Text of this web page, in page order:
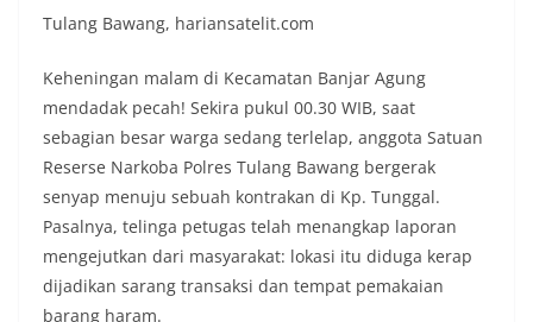
Tulang Bawang, hariansatelit.com
Keheningan malam di Kecamatan Banjar Agung
mendadak pecah! Sekira pukul 00.30 WIB, saat
sebagian besar warga sedang terlelap, anggota Satuan
Reserse Narkoba Polres Tulang Bawang bergerak
senyap menuju sebuah kontrakan di Kp. Tunggal.
Pasalnya, telinga petugas telah menangkap laporan
mengejutkan dari masyarakat: lokasi itu diduga kerap
dijadikan sarang transaksi dan tempat pemakaian
barang haram.